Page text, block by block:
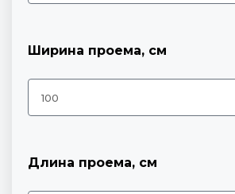
Ширина проема, см
Длина проема, см